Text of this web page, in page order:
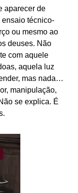
aparecer de
ensaio técnico-
ou mesmo ao
deuses. Não
com aquele
aquela luz
mas nada…
manipulação,
se explica. É